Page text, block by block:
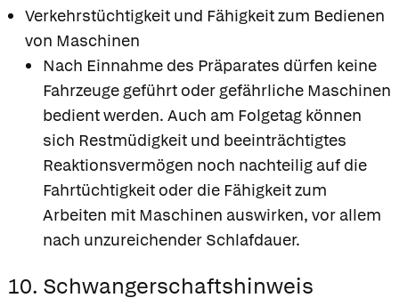
Verkehrstüchtigkeit und Fähigkeit zum Bedienen
von Maschinen
Nach Einnahme des Präparates dürfen keine
Fahrzeuge geführt oder gefährliche Maschinen
bedient werden. Auch am Folgetag können
sich Restmüdigkeit und beeinträchtigtes
Reaktionsvermögen noch nachteilig auf die
Fahrtüchtigkeit oder die Fähigkeit zum
Arbeiten mit Maschinen auswirken, vor allem
nach unzureichender Schlafdauer.
10. Schwangerschaftshinweis